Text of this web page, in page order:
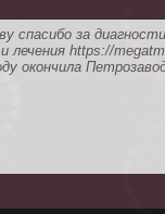
спасибо за
лечения https://
окончила